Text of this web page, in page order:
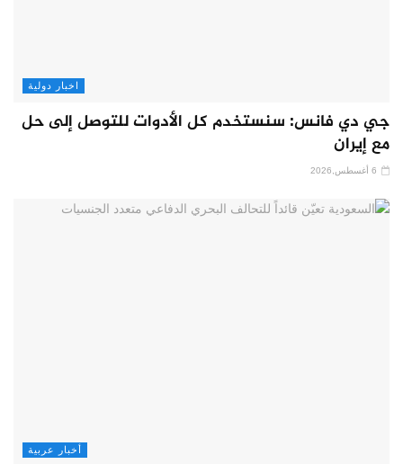
اخبار دولية
جي دي فانس: سنستخدم كل الأدوات للتوصل إلى حل
مع إيران
أخبار عربية